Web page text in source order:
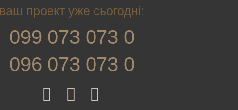
ваш проект уже сьогодні:
099 073 073 0
096 073 073 0